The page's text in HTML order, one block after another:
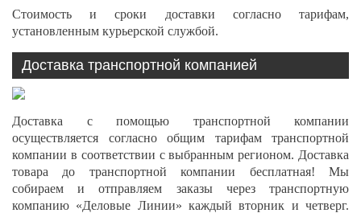
Стоимость и сроки доставки согласно тарифам,
установленным курьерской службой.
Доставка транспортной компанией
Доставка с помощью транспортной компании
осуществляется согласно общим тарифам транспортной
компании в соответствии с выбранным регионом. Доставка
товара до транспортной компании бесплатная! Мы
собираем и отправляем заказы через транспортную
компанию «Деловые Линии» каждый вторник и четверг.